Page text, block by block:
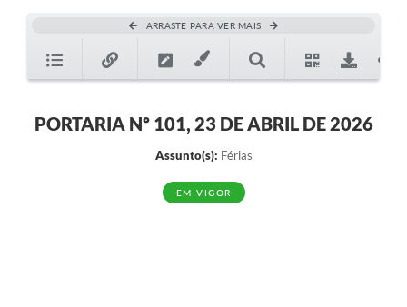
ARRASTE PARA VER MAIS
PORTARIA Nº 101, 23 DE ABRIL DE 2026
Assunto(s): Férias
EM VIGOR